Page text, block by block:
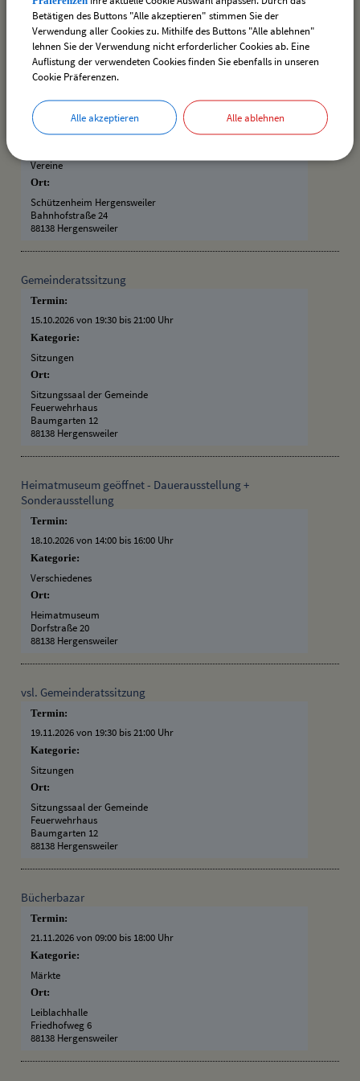
09.10.2026
14.10.2026
16.10.2026
31.10.2026 (Siegerehrung)
Termin:
07.10.2026 31.10.2026
Vereine
Ort:
Schützenheim Hergensweiler
Bahnhofstraße 24
88138 Hergensweiler
Gemeinderatssitzung
Termin:
15.10.2026 von 19:30 bis 21:00 Uhr
Kategorie:
Sitzungen
Ort:
Sitzungssaal der Gemeinde
Feuerwehrhaus
Baumgarten 12
88138 Hergensweiler
Heimatmuseum geöffnet - Dauerausstellung +
Sonderausstellung
Termin:
18.10.2026 von 14:00 bis 16:00 Uhr
Kategorie:
Verschiedenes
Ort:
Heimatmuseum
Dorfstraße 20
88138 Hergensweiler
vsl. Gemeinderatssitzung
Termin:
19.11.2026 von 19:30 bis 21:00 Uhr
Kategorie:
Sitzungen
Ort:
Sitzungssaal der Gemeinde
Feuerwehrhaus
Baumgarten 12
88138 Hergensweiler
Bücherbazar
Termin:
21.11.2026 von 09:00 bis 18:00 Uhr
Kategorie:
Märkte
Ort:
Leiblachhalle
Friedhofweg 6
88138 Hergensweiler
Betätigen des Buttons "Alle akzeptieren" stimmen Sie der
Verwendung aller Cookies zu. Mithilfe des Buttons "Alle ablehnen"
lehnen Sie der Verwendung nicht erforderlicher Cookies ab. Eine
Auflistung der verwendeten Cookies finden Sie ebenfalls in unseren
Cookie Präferenzen.
Alle akzeptieren Alle ablehnen